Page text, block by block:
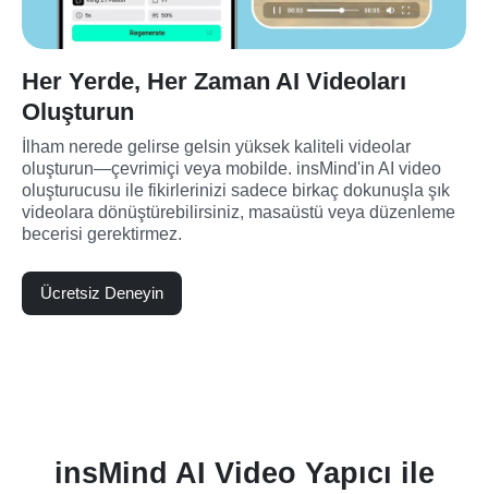
Her Yerde, Her Zaman AI Videoları
Oluşturun
İlham nerede gelirse gelsin yüksek kaliteli videolar
oluşturun—çevrimiçi veya mobilde. insMind'in AI video
oluşturucusu ile fikirlerinizi sadece birkaç dokunuşla şık
videolara dönüştürebilirsiniz, masaüstü veya düzenleme
becerisi gerektirmez.
Ücretsiz Deneyin
insMind AI Video Yapıcı ile